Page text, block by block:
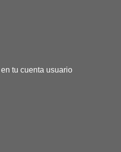
tu cuenta usuario